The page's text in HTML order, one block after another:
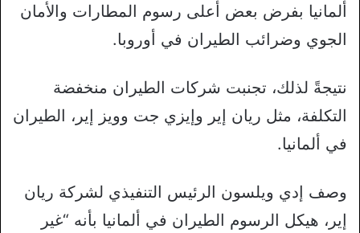
ألمانيا بفرض بعض أعلى رسوم المطارات والأمان
الجوي وضرائب الطيران في أوروبا.
نتيجةً لذلك، تجنبت شركات الطيران منخفضة
التكلفة، مثل ريان إير وإيزي جت وويز إير، الطيران
في ألمانيا.
وصف إدي ويلسون الرئيس التنفيذي لشركة ريان
إير، هيكل الرسوم الطيران في ألمانيا بأنه “غير